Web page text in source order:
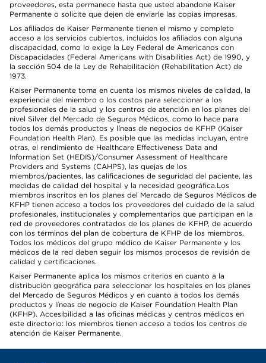
proveedores, esta permanece hasta que usted abandone Kaiser
Permanente o solicite que dejen de enviarle las copias impresas.
Los afiliados de Kaiser Permanente tienen el mismo y completo
acceso a los servicios cubiertos, incluidos los afiliados con alguna
discapacidad, como lo exige la Ley Federal de Americanos con
Discapacidades (Federal Americans with Disabilities Act) de 1990, y
la sección 504 de la Ley de Rehabilitación (Rehabilitation Act) de
1973.
Kaiser Permanente toma en cuenta los mismos niveles de calidad, la
experiencia del miembro o los costos para seleccionar a los
profesionales de la salud y los centros de atención en los planes del
nivel Silver del Mercado de Seguros Médicos, como lo hace para
todos los demás productos y líneas de negocios de KFHP (Kaiser
Foundation Health Plan). Es posible que las medidas incluyan, entre
otras, el rendimiento de Healthcare Effectiveness Data and
Information Set (HEDIS)/Consumer Assessment of Healthcare
Providers and Systems (CAHPS), las quejas de los
miembros/pacientes, las calificaciones de seguridad del paciente, las
medidas de calidad del hospital y la necesidad geográfica.Los
miembros inscritos en los planes del Mercado de Seguros Médicos de
KFHP tienen acceso a todos los proveedores del cuidado de la salud
profesionales, institucionales y complementarios que participan en la
red de proveedores contratados de los planes de KFHP, de acuerdo
con los términos del plan de cobertura de KFHP de los miembros.
Todos los médicos del grupo médico de Kaiser Permanente y los
médicos de la red deben seguir los mismos procesos de revisión de
calidad y certificaciones.
Kaiser Permanente aplica los mismos criterios en cuanto a la
distribución geográfica para seleccionar los hospitales en los planes
del Mercado de Seguros Médicos y en cuanto a todos los demás
productos y líneas de negocio de Kaiser Foundation Health Plan
(KFHP). Accesibilidad a las oficinas médicas y centros médicos en
este directorio: los miembros tienen acceso a todos los centros de
atención de Kaiser Permanente.